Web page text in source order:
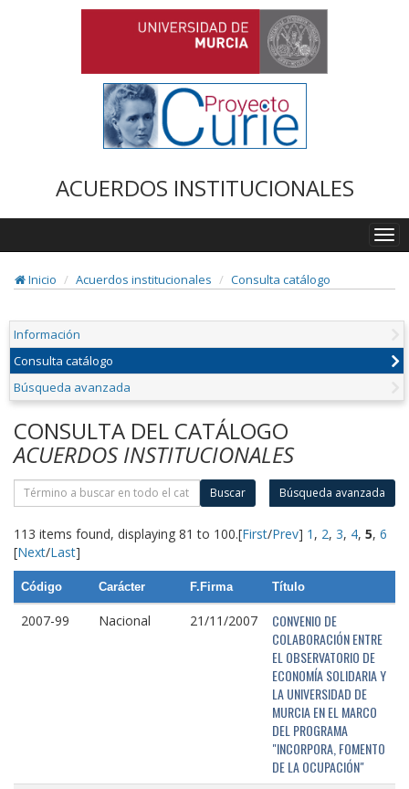
ACUERDOS INSTITUCIONALES
Inicio
Acuerdos institucionales Consulta catálogo
Información
Consulta catálogo
Búsqueda avanzada
CONSULTA DEL CATÁLOGO
ACUERDOS INSTITUCIONALES
Buscar Búsqueda avanzada
113 items found, displaying 81 to 100.[First/Prev] 1 , 2, 3, 4, 5, 6
[Next/Last]
Código Carácter F.Firma Título
2007-99 Nacional 21/11/2007
CONVENIO DE
COLABORACIÓN ENTRE
EL OBSERVATORIO DE
ECONOMÍA SOLIDARIA Y
LA UNIVERSIDAD DE
MURCIA EN EL MARCO
DEL PROGRAMA
"INCORPORA, FOMENTO
DE LA OCUPACIÓN"